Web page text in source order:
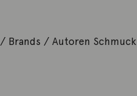
/ Brands / Autoren Schmuck